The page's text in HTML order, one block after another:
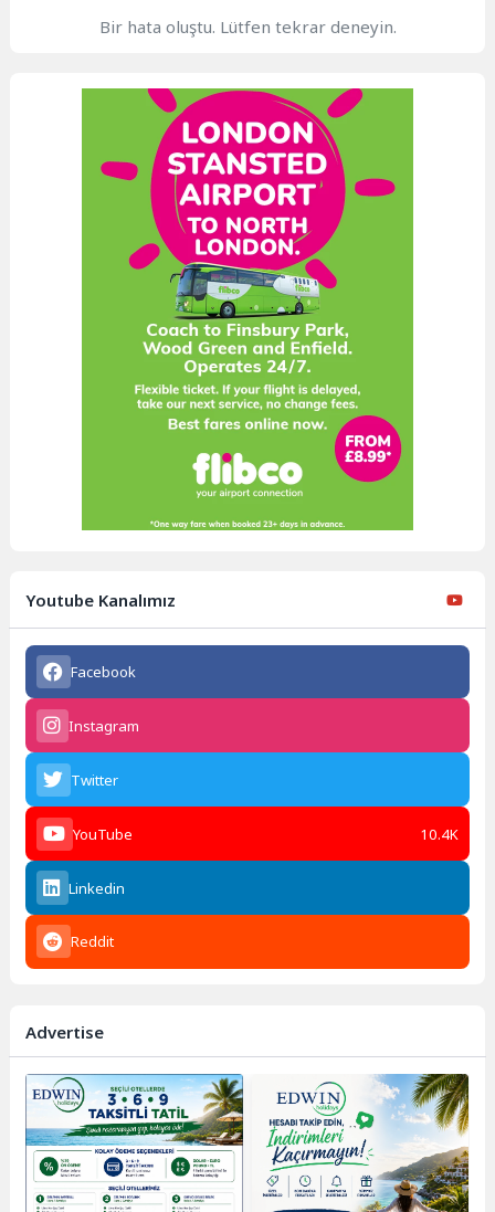
Bir hata oluştu. Lütfen tekrar deneyin.
Youtube Kanalımız
Facebook
Instagram
Twitter
YouTube 10.4K
Linkedin
Reddit
Advertise